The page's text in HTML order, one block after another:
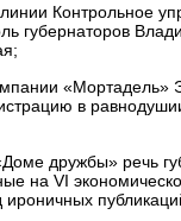
Контрольное
губернаторов
«Мортадель»
в
дружбы» речь
на VI
ироничных